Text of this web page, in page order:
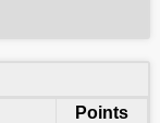
Points